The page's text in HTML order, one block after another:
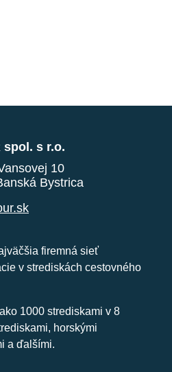
spol. s r.o.
10
Bystrica
firemná sieť
v strediskách cestovného
1000 strediskami v 8
horskými
a ďalšími.